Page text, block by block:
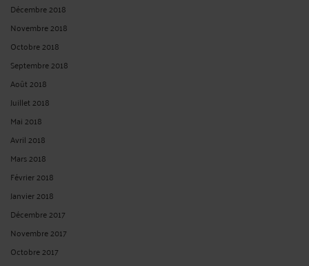
Décembre 2018
Novembre 2018
Octobre 2018
Septembre 2018
Août 2018
Juillet 2018
Mai 2018
Avril 2018
Mars 2018
Février 2018
Janvier 2018
Décembre 2017
Novembre 2017
Octobre 2017